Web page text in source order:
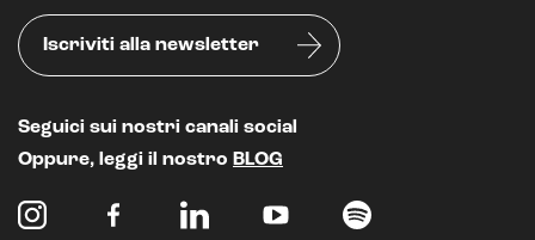
Iscriviti alla newsletter
Seguici sui nostri canali social
Oppure, leggi il nostro BLOG